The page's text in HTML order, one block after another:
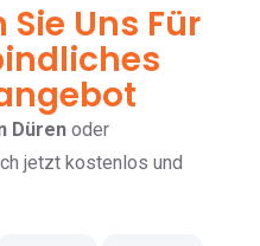
Uns Für
Düren oder
jetzt kostenlos und